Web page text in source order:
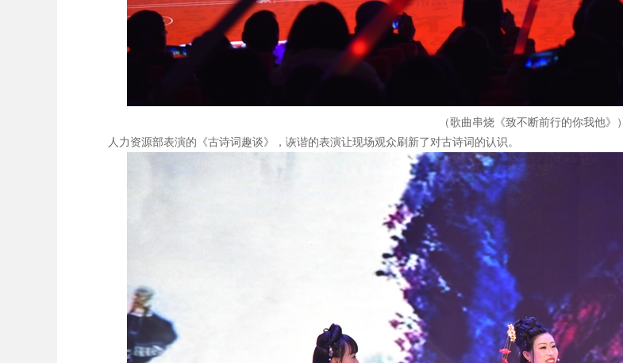
（歌曲串烧《致不断前行的你我他》）
人力资源部表演的《古诗词趣谈》，诙谐的表演让现场观众刷新了对古诗词的认识。